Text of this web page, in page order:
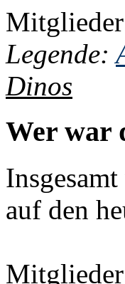
Legende:
Dinos
Wer war
auf den